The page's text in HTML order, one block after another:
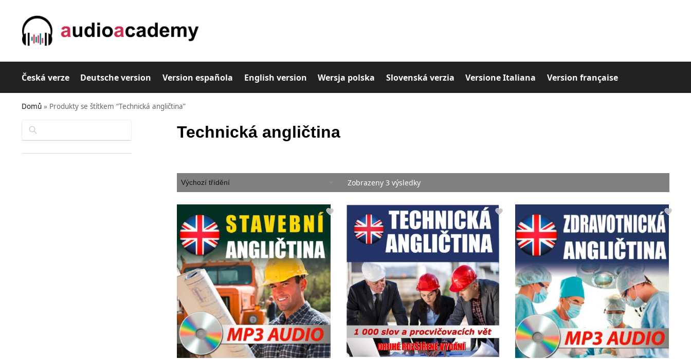
Česká verze Deutsche version Version española English version Wersja polska Slovenská verzia Versione Italiana Version française
Domů» Produkty se štítkem “Technická angličtina”
Technická angličtina
Zobrazeny 3 výsledky